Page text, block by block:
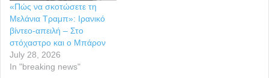
«Πώς να σκοτώσετε τη
Μελάνια Τραμπ»: Ιρανικό
βίντεο-απειλή – Στο
στόχαστρο και ο Μπάρον
July 28, 2026
In "breaking news"